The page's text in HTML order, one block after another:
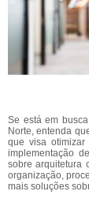
Se está em
Norte, entenda
que visa
implementação
sobre arquitetura
organização,
mais soluções